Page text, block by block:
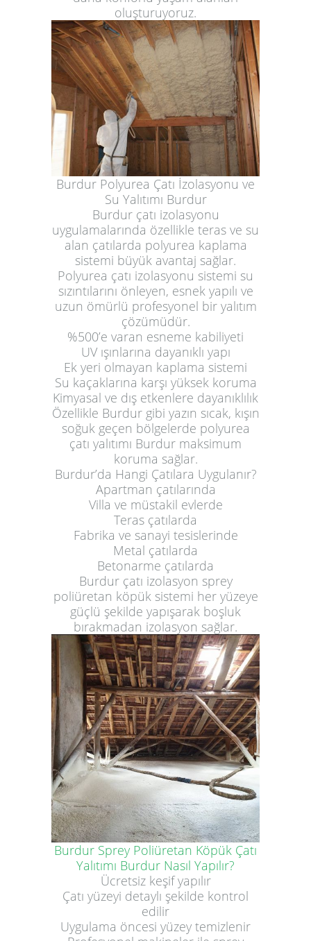
oluşturuyoruz.
Burdur Polyurea Çatı İzolasyonu ve
Su Yalıtımı Burdur
Burdur çatı izolasyonu
uygulamalarında özellikle teras ve su
alan çatılarda polyurea kaplama
sistemi büyük avantaj sağlar.
Polyurea çatı izolasyonu sistemi su
sızıntılarını önleyen, esnek yapılı ve
uzun ömürlü profesyonel bir yalıtım
çözümüdür.
%500’e varan esneme kabiliyeti
UV ışınlarına dayanıklı yapı
Ek yeri olmayan kaplama sistemi
Su kaçaklarına karşı yüksek koruma
Kimyasal ve dış etkenlere dayanıklılık
Özellikle Burdur gibi yazın sıcak, kışın
soğuk geçen bölgelerde polyurea
çatı yalıtımı Burdur maksimum
koruma sağlar.
Burdur’da Hangi Çatılara Uygulanır?
Apartman çatılarında
Villa ve müstakil evlerde
Teras çatılarda
Fabrika ve sanayi tesislerinde
Metal çatılarda
Betonarme çatılarda
Burdur çatı izolasyon sprey
poliüretan köpük sistemi her yüzeye
güçlü şekilde yapışarak boşluk
bırakmadan izolasyon sağlar.
Burdur Sprey Poliüretan Köpük Çatı
Yalıtımı Burdur Nasıl Yapılır?
Ücretsiz keşif yapılır
Çatı yüzeyi detaylı şekilde kontrol
edilir
Uygulama öncesi yüzey temizlenir